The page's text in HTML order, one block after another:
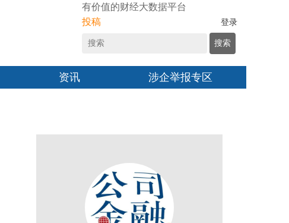
有价值的财经大数据平台
投稿
登录
搜索
资讯 涉企举报专区